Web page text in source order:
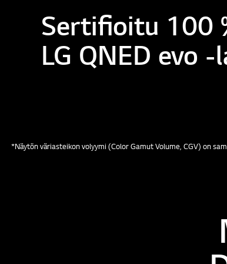
Sertifioitu 100
LG QNED evo
*Näytön väriasteikon volyymi (Color Gamut Volume, CGV) on